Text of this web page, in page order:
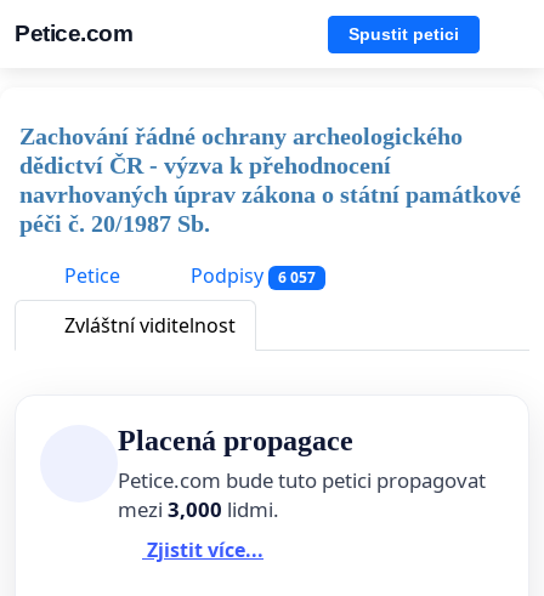
Petice.com Spustit petici
Zachování řádné ochrany archeologického
dědictví ČR - výzva k přehodnocení
navrhovaných úprav zákona o státní památkové
péči č. 20/1987 Sb.
Petice
Podpisy 6 057
Zvláštní viditelnost
Placená propagace
Petice.com bude tuto petici propagovat
mezi 3,000 lidmi.
Zjistit více...